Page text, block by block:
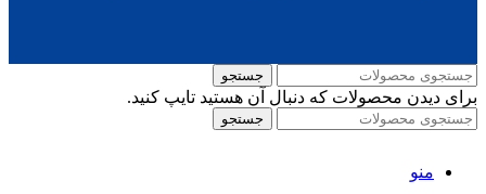
جستجو
برای دیدن محصولات که دنبال آن هستید تایپ کنید.
جستجو
منو